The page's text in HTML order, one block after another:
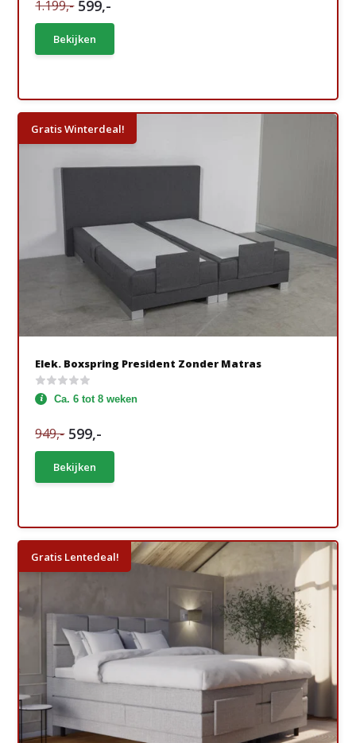
1.199,- 599,-
Bekijken
Gratis Winterdeal!
Elek. Boxspring President Zonder Matras
Ca. 6 tot 8 weken
949,- 599,-
Bekijken
Gratis Lentedeal!